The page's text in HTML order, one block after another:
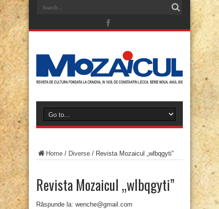
Home / Diverse / Revista Mozaicul „wlbqgyti”
Revista Mozaicul „wlbqgyti”
Răspunde la: wenche@gmail.com